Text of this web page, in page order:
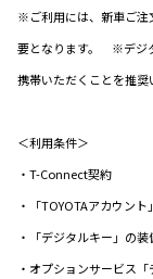
※ご利用には、新車ご注
要となります。 ※デジ
携帯いただくことを推奨
＜利用条件＞
・T-Connect契約
・「TOYOTAアカウント
・「デジタルキー」の装
・オプションサービス